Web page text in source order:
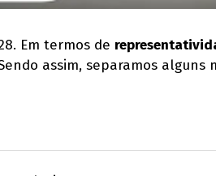
Em termos de
assim, separamos alguns